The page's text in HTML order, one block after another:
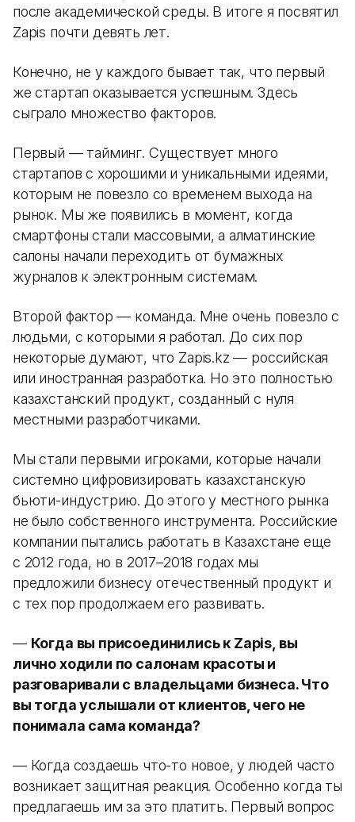
после академической среды. В итоге я посвятил
Zapis почти девять лет.
Конечно, не у каждого бывает так, что первый
же стартап оказывается успешным. Здесь
сыграло множество факторов.
Первый — тайминг. Существует много
стартапов с хорошими и уникальными идеями,
которым не повезло со временем выхода на
рынок. Мы же появились в момент, когда
смартфоны стали массовыми, а алматинские
салоны начали переходить от бумажных
журналов к электронным системам.
Второй фактор — команда. Мне очень повезло с
людьми, с которыми я работал. До сих пор
некоторые думают, что Zapis.kz — российская
или иностранная разработка. Но это полностью
казахстанский продукт, созданный с нуля
местными разработчиками.
Мы стали первыми игроками, которые начали
системно цифровизировать казахстанскую
бьюти-индустрию. До этого у местного рынка
не было собственного инструмента. Российские
компании пытались работать в Казахстане еще
с 2012 года, но в 2017–2018 годах мы
предложили бизнесу отечественный продукт и
с тех пор продолжаем его развивать.
— Когда вы присоединились к Zapis, вы
лично ходили по салонам красоты и
разговаривали с владельцами бизнеса. Что
вы тогда услышали от клиентов, чего не
понимала сама команда?
— Когда создаешь что-то новое, у людей часто
возникает защитная реакция. Особенно когда ты
предлагаешь им за это платить. Первый вопрос